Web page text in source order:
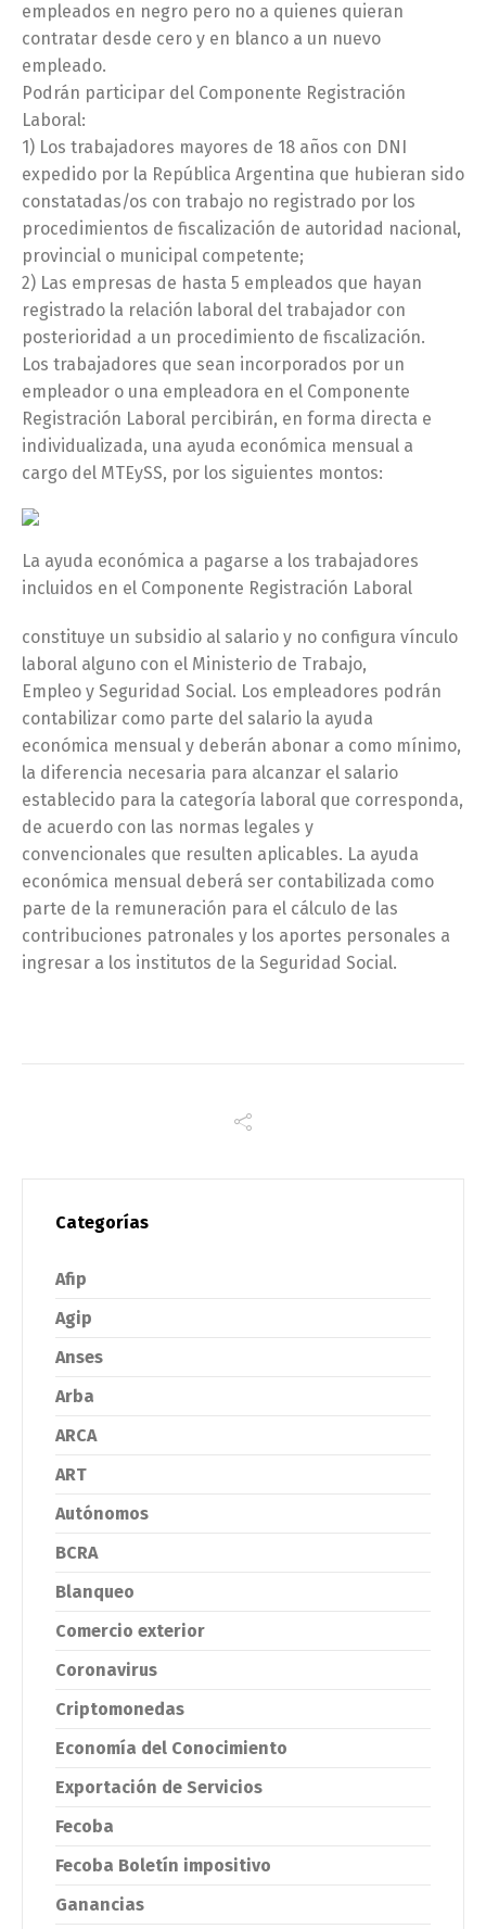
empleados en negro pero no a quienes quieran
contratar desde cero y en blanco a un nuevo
empleado.
Podrán participar del Componente Registración
Laboral:
1) Los trabajadores mayores de 18 años con DNI
expedido por la República Argentina que hubieran sido
constatadas/os con trabajo no registrado por los
procedimientos de fiscalización de autoridad nacional,
provincial o municipal competente;
2) Las empresas de hasta 5 empleados que hayan
registrado la relación laboral del trabajador con
posterioridad a un procedimiento de fiscalización.
Los trabajadores que sean incorporados por un
empleador o una empleadora en el Componente
Registración Laboral percibirán, en forma directa e
individualizada, una ayuda económica mensual a
cargo del MTEySS, por los siguientes montos:
La ayuda económica a pagarse a los trabajadores
incluidos en el Componente Registración Laboral
constituye un subsidio al salario y no configura vínculo
laboral alguno con el Ministerio de Trabajo,
Empleo y Seguridad Social. Los empleadores podrán
contabilizar como parte del salario la ayuda
económica mensual y deberán abonar a como mínimo,
la diferencia necesaria para alcanzar el salario
establecido para la categoría laboral que corresponda,
de acuerdo con las normas legales y
convencionales que resulten aplicables. La ayuda
económica mensual deberá ser contabilizada como
parte de la remuneración para el cálculo de las
contribuciones patronales y los aportes personales a
ingresar a los institutos de la Seguridad Social.
Categorías
Afip
Agip
Anses
Arba
ARCA
ART
Autónomos
BCRA
Blanqueo
Comercio exterior
Coronavirus
Criptomonedas
Economía del Conocimiento
Exportación de Servicios
Fecoba
Fecoba Boletín impositivo
Ganancias